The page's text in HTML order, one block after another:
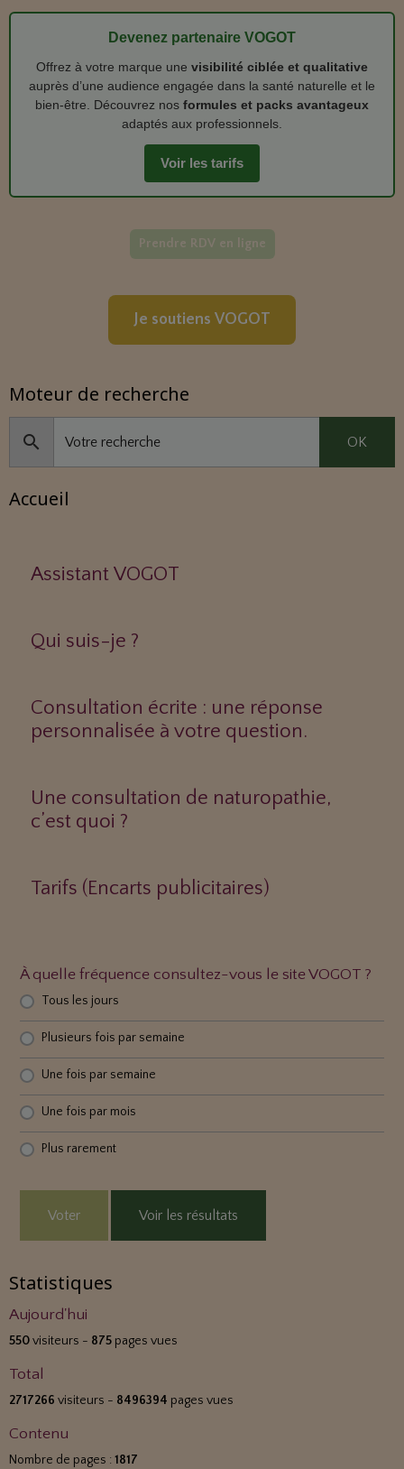
Devenez partenaire VOGOT
Offrez à votre marque une visibilité ciblée et qualitative
auprès d’une audience engagée dans la santé naturelle et le
bien‑être. Découvrez nos formules et packs avantageux
adaptés aux professionnels.
Voir les tarifs
Prendre RDV en ligne
Je soutiens VOGOT
Moteur de recherche
OK
Accueil
Assistant VOGOT
Qui suis-je ?
Consultation écrite : une réponse
personnalisée à votre question.
Une consultation de naturopathie,
c’est quoi ?
Tarifs (Encarts publicitaires)
À quelle fréquence consultez-vous le site VOGOT ?
Tous les jours
Plusieurs fois par semaine
Une fois par semaine
Une fois par mois
Plus rarement
Voter Voir les résultats
Statistiques
Aujourd'hui
550visiteurs - 875 pages vues
Total
2717266 visiteurs - 8496394 pages vues
Contenu
Nombre de pages : 1817